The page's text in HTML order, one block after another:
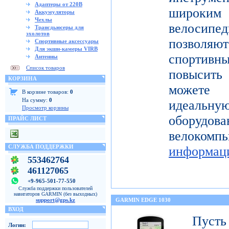
Адаптеры от 220В
Аккумуляторы
Чехлы
Трансдьюсеры для
эхолотов
Спортивные аксессуары
Для экшн-камеры VIRB
Антенны
Список товаров
КОРЗИНА
В корзине товаров: 0
На сумму: 0
Просмотр корзины
ПРАЙС ЛИСТ
СЛУЖБА ПОДДЕРЖКИ
553462764
461127065
+9-965-501-77-550
Служба поддержки пользователей
навигаторов GARMIN (без выходных)
support@gps.kz
ВХОД
Логин:
повысить
можете
GARMIN EDGE 1030